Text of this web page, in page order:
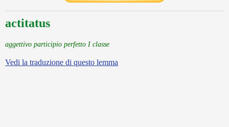
actitatus
aggettivo participio perfetto I classe
Vedi la traduzione di questo lemma